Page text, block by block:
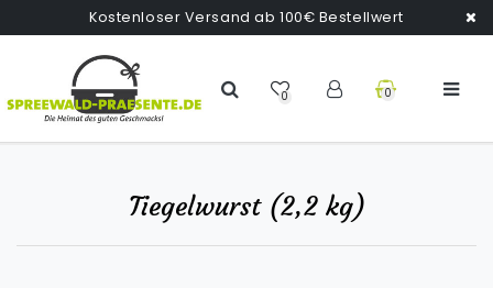
Kostenloser Versand ab 100€ Bestellwert
0 0
Tiegelwurst (2,2 kg)